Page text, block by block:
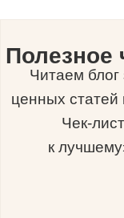
Полезное
Читаем
ценных
Чек-
к